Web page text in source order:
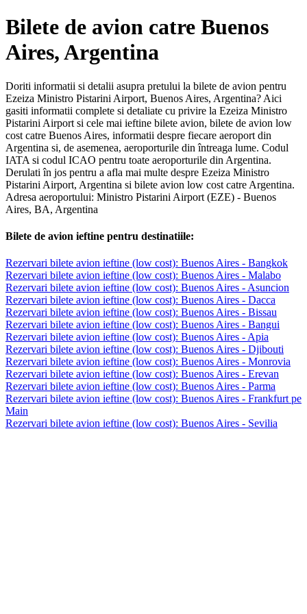
Bilete de avion catre Buenos
Aires, Argentina
Doriti informatii si detalii asupra pretului la bilete de avion pentru
Ezeiza Ministro Pistarini Airport, Buenos Aires, Argentina? Aici
gasiti informatii complete si detaliate cu privire la Ezeiza Ministro
Pistarini Airport si cele mai ieftine bilete avion, bilete de avion low
cost catre Buenos Aires, informatii despre fiecare aeroport din
Argentina si, de asemenea, aeroporturile din întreaga lume. Codul
IATA si codul ICAO pentru toate aeroporturile din Argentina.
Derulati în jos pentru a afla mai multe despre Ezeiza Ministro
Pistarini Airport, Argentina si bilete avion low cost catre Argentina.
Adresa aeroportului: Ministro Pistarini Airport (EZE) - Buenos
Aires, BA, Argentina
Bilete de avion ieftine pentru destinatiile:
Rezervari bilete avion ieftine (low cost): Buenos Aires - Bangkok
Rezervari bilete avion ieftine (low cost): Buenos Aires - Malabo
Rezervari bilete avion ieftine (low cost): Buenos Aires - Asuncion
Rezervari bilete avion ieftine (low cost): Buenos Aires - Dacca
Rezervari bilete avion ieftine (low cost): Buenos Aires - Bissau
Rezervari bilete avion ieftine (low cost): Buenos Aires - Bangui
Rezervari bilete avion ieftine (low cost): Buenos Aires - Apia
Rezervari bilete avion ieftine (low cost): Buenos Aires - Djibouti
Rezervari bilete avion ieftine (low cost): Buenos Aires - Monrovia
Rezervari bilete avion ieftine (low cost): Buenos Aires - Erevan
Rezervari bilete avion ieftine (low cost): Buenos Aires - Parma
Rezervari bilete avion ieftine (low cost): Buenos Aires - Frankfurt pe
Main
Rezervari bilete avion ieftine (low cost): Buenos Aires - Sevilia